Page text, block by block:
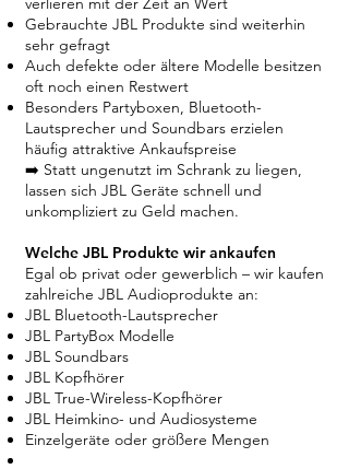
Gebrauchte JBL Produkte sind weiterhin
sehr gefragt
Auch defekte oder ältere Modelle besitzen
oft noch einen Restwert
Besonders Partyboxen, Bluetooth-
Lautsprecher und Soundbars erzielen
häufig attraktive Ankaufspreise
➡️ Statt ungenutzt im Schrank zu liegen,
lassen sich JBL Geräte schnell und
unkompliziert zu Geld machen.
Welche JBL Produkte wir ankaufen
Egal ob privat oder gewerblich – wir kaufen
zahlreiche JBL Audioprodukte an:
JBL Bluetooth-Lautsprecher
JBL PartyBox Modelle
JBL Soundbars
JBL Kopfhörer
JBL True-Wireless-Kopfhörer
JBL Heimkino- und Audiosysteme
Einzelgeräte oder größere Mengen